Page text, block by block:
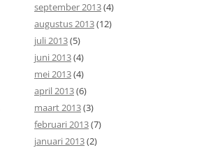
september 2013(4)
augustus 2013(12)
juli 2013(5)
juni 2013(4)
mei 2013(4)
april 2013(6)
maart 2013(3)
februari 2013(7)
januari 2013(2)